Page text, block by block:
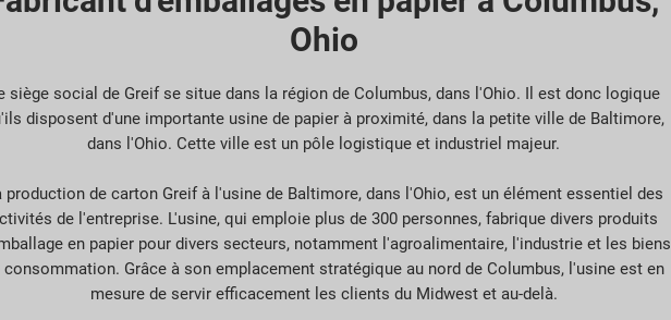
Ohio
siège social de Greif se situe dans la région de Columbus, dans l'Ohio. Il est donc logique
disposent d'une importante usine de papier à proximité, dans la petite ville de Baltimore,
dans l'Ohio. Cette ville est un pôle logistique et industriel majeur.
production de carton Greif à l'usine de Baltimore, dans l'Ohio, est un élément essentiel des
de l'entreprise. L'usine, qui emploie plus de 300 personnes, fabrique divers produits
en papier pour divers secteurs, notamment l'agroalimentaire, l'industrie et les biens
consommation. Grâce à son emplacement stratégique au nord de Columbus, l'usine est en
mesure de servir efficacement les clients du Midwest et au-delà.